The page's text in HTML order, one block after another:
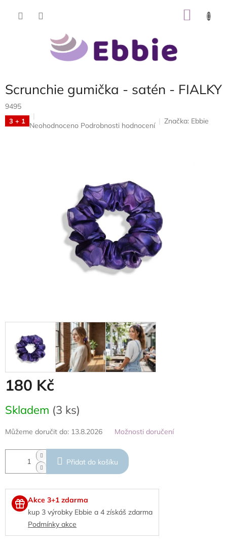
Scrunchie gumička - satén - FIALKY
9495
3 + 1 Průměrné
Neohodnoceno Podrobnosti hodnocení
Značka: Ebbie
180 Kč
cena:
Skladem (3 ks)
Můžeme doručit do: 13.8.2026 Možnosti doručení
Přidat do košíku
Akce 3+1 zdarma
kup 3 výrobky Ebbie a 4 získáš zdarma
Podmínky akce